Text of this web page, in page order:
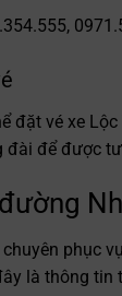
đặt vé xe
đài để được
chuyên phục
là thông tin